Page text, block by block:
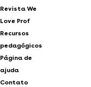
Revista We
Love Prof
Recursos
pedagógicos
Página de
ajuda
Contato